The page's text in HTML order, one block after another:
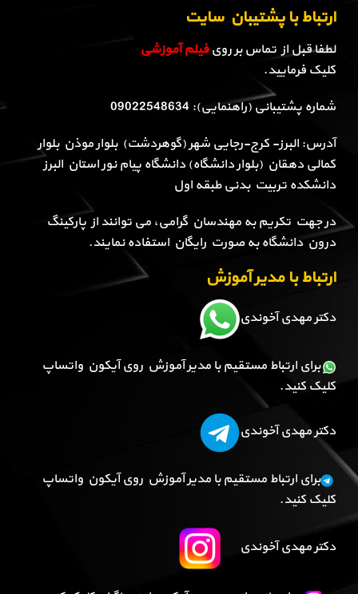
ارتباط با پشتیبان سایت
لطفا قبل از تماس بر رویفیلم آموزشی
کلیک فرمایید.
شماره پشتیبانی (راهنمایی): 09022548634
آدرس: البرز- کرج-رجایی شهر (گوهردشت) بلوار موذن بلوار
کمالی دهقان (بلوار دانشگاه) دانشگاه پیام نور استان البرز
دانشکده تربیت بدنی طبقه اول
در جهت تکریم به مهندسان گرامی، می توانند از پارکینگ
درون دانشگاه به صورت رایگان استفاده نمایند.
ارتباط با مدیر آموزش
دکتر مهدی آخوندی
برای ارتباط مستقیم با مدیر آموزش روی آیکون واتساپ
کلیک کنید.
دکتر مهدی آخوندی
برای ارتباط مستقیم با مدیر آموزش روی آیکون واتساپ
کلیک کنید.
دکتر مهدی آخوندی